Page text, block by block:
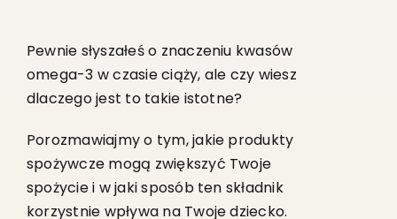
Pewnie słyszałeś o znaczeniu kwasów
omega-3 w czasie ciąży, ale czy wiesz
dlaczego jest to takie istotne?
Porozmawiajmy o tym, jakie produkty
spożywcze mogą zwiększyć Twoje
spożycie i w jaki sposób ten składnik
korzystnie wpływa na Twoje dziecko.